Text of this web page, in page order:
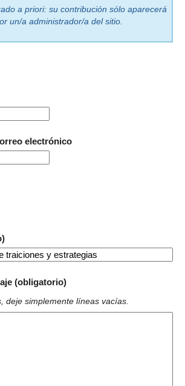
a priori: su contribución sólo aparecerá
un/a administrador/a del sitio.
electrónico
(obligatorio)
deje simplemente líneas vacías.